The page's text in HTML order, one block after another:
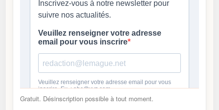
Gratuit. Désinscription possible à tout moment.